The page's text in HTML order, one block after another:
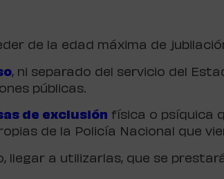
de la edad máxima de
, ni separado del servicio del
públicas.
de exclusión física o psíquica
de la Policía Nacional que
llegar a utilizarlas, que se